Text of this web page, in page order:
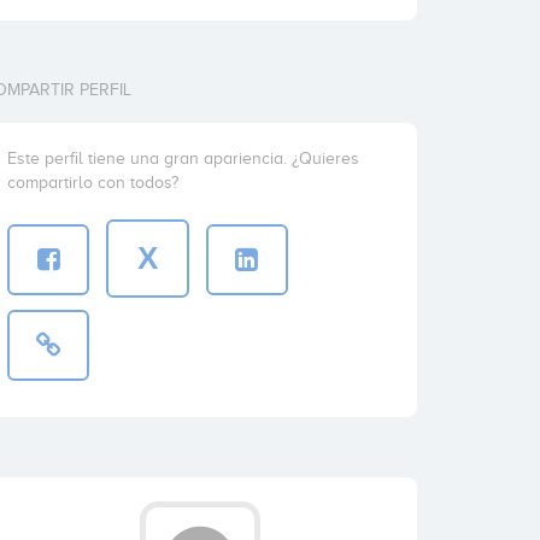
PERFIL
Este perfil tiene una gran apariencia. ¿Quieres
compartirlo con todos?
X